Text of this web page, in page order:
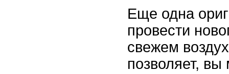
Еще одна
провести
свежем
позволяет, вы